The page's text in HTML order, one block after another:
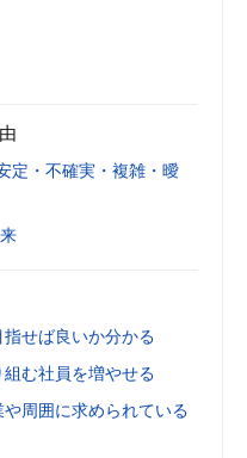
定・不確実・複雑・曖
せば良いか分かる
む社員を増やせる
周囲に求められている